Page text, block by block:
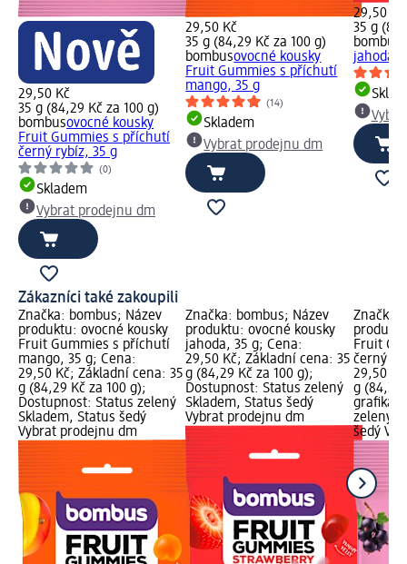
29,50 Kč
35 g (84,29 Kč za 100 g)
bombusovocné kousky
Fruit Gummies s příchutí
černý rybíz, 35 g
(0)
Skladem
Vybrat prodejnu dm
29,50 Kč
35 g (84,29 Kč za 100 g)
bombusovocné kousky
Fruit Gummies s příchutí
mango, 35 g
(14)
Skladem
Vybrat prodejnu dm
29,50 Kč
35 g
bombus
jahoda,
Zákazníci také zakoupili
Značka: bombus; Název
produktu: ovocné kousky
Fruit Gummies s příchutí
mango, 35 g; Cena:
29,50 Kč; Základní cena: 35
g (84,29 Kč za 100 g);
Dostupnost: Status zelený
Skladem, Status šedý
Vybrat prodejnu dm
Značka: bombus; Název
produktu: ovocné kousky
jahoda, 35 g; Cena:
29,50 Kč; Základní cena: 35
g (84,29 Kč za 100 g);
Dostupnost: Status zelený
Skladem, Status šedý
Vybrat prodejnu dm
Značka:
Fruit
černý
29,50
g (84,29
grafika;
zelený
šedý